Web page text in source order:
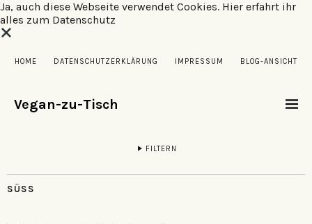
Ja, auch diese Webseite verwendet Cookies. Hier erfahrt ihr
alles zum Datenschutz
HOME DATENSCHUTZERKLÄRUNG IMPRESSUM BLOG-ANSICHT
Vegan-zu-Tisch
FILTERN
SÜSS